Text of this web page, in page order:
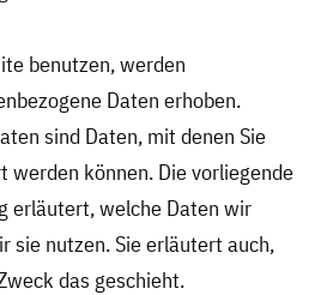
benutzen, werden
Daten erhoben.
sind Daten, mit denen Sie
werden können. Die vorliegende
erläutert, welche Daten wir
sie nutzen. Sie erläutert auch,
das geschieht.